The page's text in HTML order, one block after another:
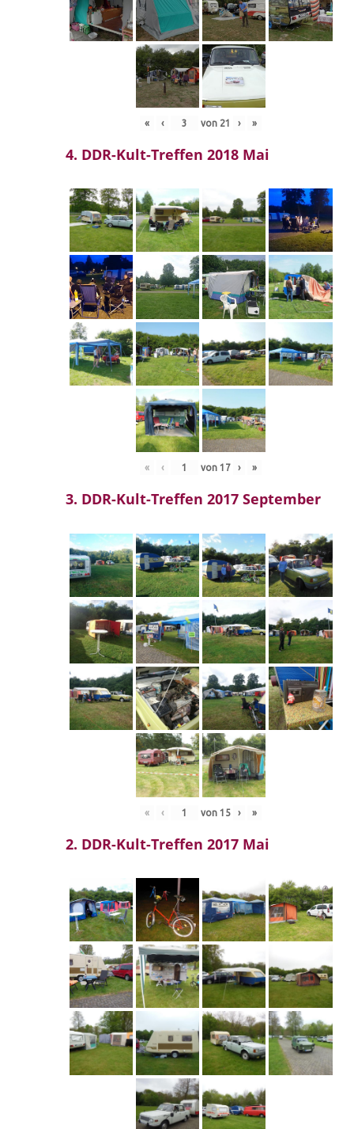
« ‹ von 21 › »
4. DDR-Kult-Treffen 2018 Mai
« ‹ von 17 › »
3. DDR-Kult-Treffen 2017 September
« ‹ von 15 › »
2. DDR-Kult-Treffen 2017 Mai